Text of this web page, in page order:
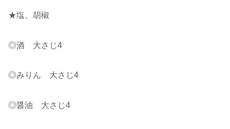
★塩、胡椒
◎酒 大さじ4
◎みりん 大さじ4
◎醤油 大さじ4